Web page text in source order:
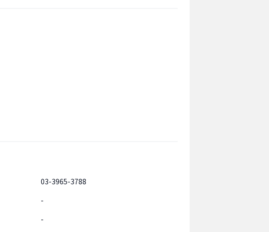
03-3965-3788
-
-